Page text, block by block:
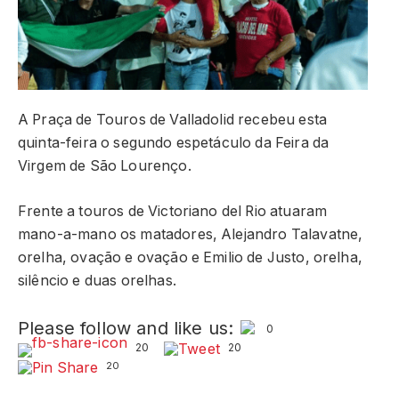
A Praça de Touros de Valladolid recebeu esta
quinta-feira o segundo espetáculo da Feira da
Virgem de São Lourenço.
Frente a touros de Victoriano del Rio atuaram
mano-a-mano os matadores, Alejandro Talavatne,
orelha, ovação e ovação e Emilio de Justo, orelha,
silêncio e duas orelhas.
Please follow and like us:
0
20
20
20